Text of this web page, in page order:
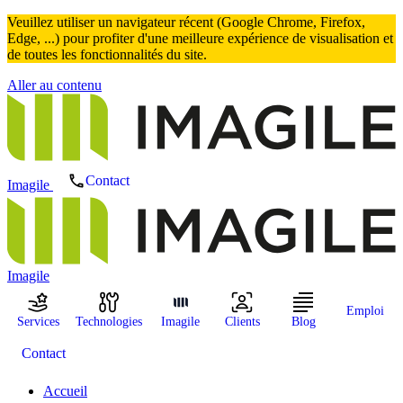
Veuillez utiliser un navigateur récent (Google Chrome, Firefox,
Edge, ...) pour profiter d'une meilleure expérience de visualisation et
de toutes les fonctionnalités du site.
Aller au contenu
Imagile Contact
Imagile
Services Technologies Imagile Clients Blog
Emploi
Contact
Accueil